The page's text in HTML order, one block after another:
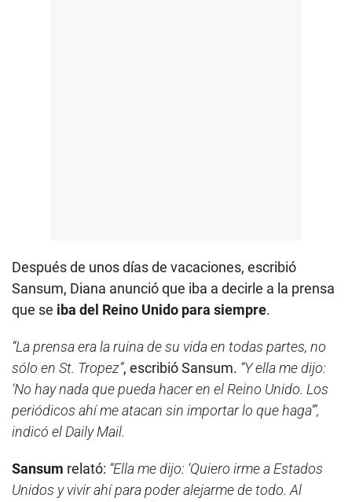
Después de unos días de vacaciones, escribió
Sansum, Diana anunció que iba a decirle a la prensa
que se iba del Reino Unido para siempre.
“La prensa era la ruina de su vida en todas partes, no
sólo en St. Tropez”, escribió Sansum. “Y ella me dijo:
‘No hay nada que pueda hacer en el Reino Unido. Los
periódicos ahí me atacan sin importar lo que haga’”,
indicó el Daily Mail.
Sansum relató: “Ella me dijo: ‘Quiero irme a Estados
Unidos y vivir ahí para poder alejarme de todo. Al